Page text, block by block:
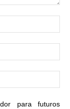
para futuros